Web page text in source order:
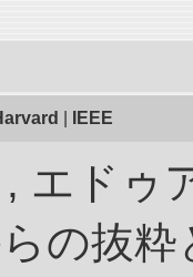
IEEE
エドゥ
の抜